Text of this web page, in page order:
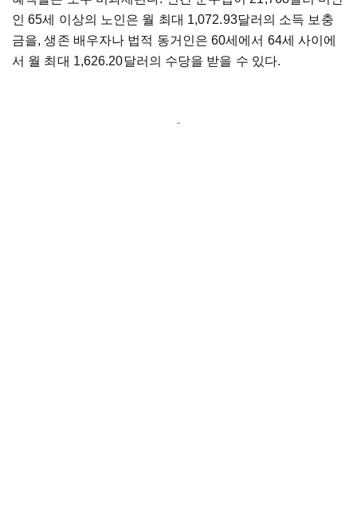
인 65세 이상의 노인은 월 최대 1,072.93달러의 소득 보충
금을, 생존 배우자나 법적 동거인은 60세에서 64세 사이에
서 월 최대 1,626.20달러의 수당을 받을 수 있다.